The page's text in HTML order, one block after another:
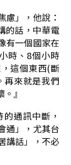
慮」，他說：
的話，中華電
有一個國家在
時、8個小時
這個東西(斷
再來就是我們
』
通訊中斷，
通」，尤其台
講話」，不必